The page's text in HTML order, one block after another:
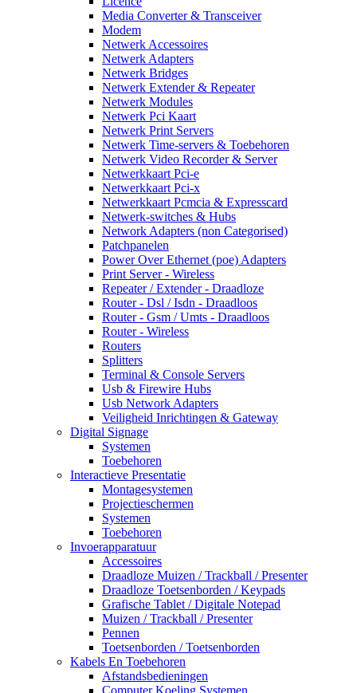
Media Converter & Transceiver
Modem
Netwerk Accessoires
Netwerk Adapters
Netwerk Bridges
Netwerk Extender & Repeater
Netwerk Modules
Netwerk Pci Kaart
Netwerk Print Servers
Netwerk Time-servers & Toebehoren
Netwerk Video Recorder & Server
Netwerkkaart Pci-e
Netwerkkaart Pci-x
Netwerkkaart Pcmcia & Expresscard
Netwerk-switches & Hubs
Network Adapters (non Categorised)
Patchpanelen
Power Over Ethernet (poe) Adapters
Print Server - Wireless
Repeater / Extender - Draadloze
Router - Dsl / Isdn - Draadloos
Router - Gsm / Umts - Draadloos
Router - Wireless
Routers
Splitters
Terminal & Console Servers
Usb & Firewire Hubs
Usb Network Adapters
Veiligheid Inrichtingen & Gateway
Digital Signage
Systemen
Toebehoren
Interactieve Presentatie
Montagesystemen
Projectieschermen
Systemen
Toebehoren
Invoerapparatuur
Accessoires
Draadloze Muizen / Trackball / Presenter
Draadloze Toetsenborden / Keypads
Grafische Tablet / Digitale Notepad
Muizen / Trackball / Presenter
Pennen
Toetsenborden / Toetsenborden
Kabels En Toebehoren
Afstandsbedieningen
Computer Koeling Systemen